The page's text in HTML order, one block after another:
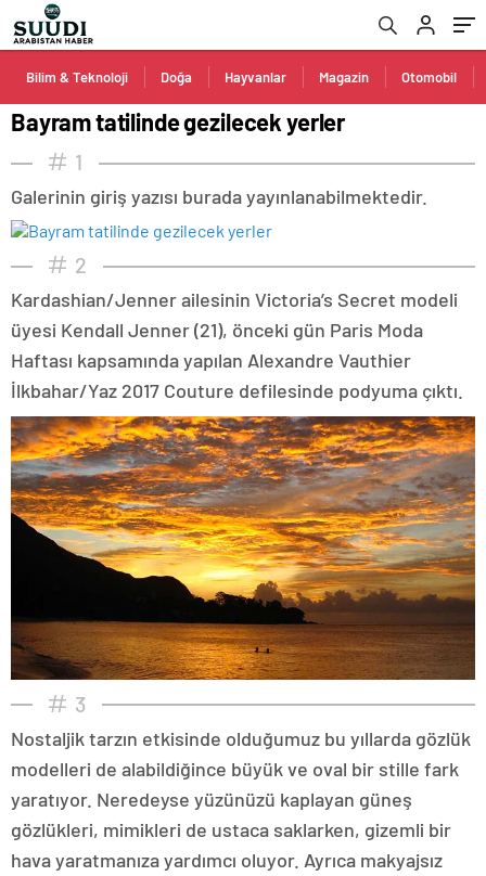
Bilim & Teknoloji Doğa Hayvanlar Magazin Otomobil
Bayram tatilinde gezilecek yerler
1
Galerinin giriş yazısı burada yayınlanabilmektedir.
2
Kardashian/Jenner ailesinin Victoria’s Secret modeli
üyesi Kendall Jenner (21), önceki gün Paris Moda
Haftası kapsamında yapılan Alexandre Vauthier
İlkbahar/Yaz 2017 Couture defilesinde podyuma çıktı.
3
Nostaljik tarzın etkisinde olduğumuz bu yıllarda gözlük
modelleri de alabildiğince büyük ve oval bir stille fark
yaratıyor. Neredeyse yüzünüzü kaplayan güneş
gözlükleri, mimikleri de ustaca saklarken, gizemli bir
hava yaratmanıza yardımcı oluyor. Ayrıca makyajsız